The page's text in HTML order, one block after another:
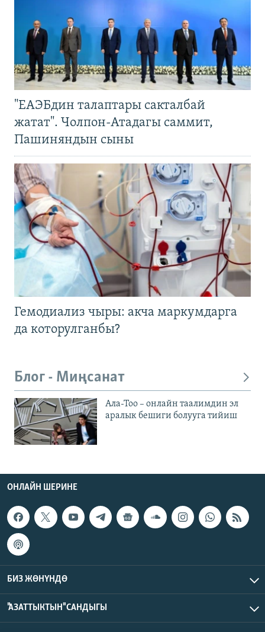
"ЕАЭБдин талаптары сакталбай
жатат". Чолпон-Атадагы саммит,
Пашиняндын сыны
Гемодиализ чыры: акча маркумдарга
да которулганбы?
Блог - Миңсанат
Ала-Тоо – онлайн таалимдин эл
аралык бешиги болууга тийиш
ОНЛАЙН ШЕРИНЕ
БИЗ ЖӨНҮНДӨ
"АЗАТТЫКТЫН" САНДЫГЫ